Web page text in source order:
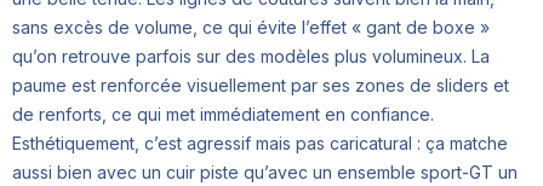
sans excès de volume, ce qui évite l’effet « gant de boxe »
qu’on retrouve parfois sur des modèles plus volumineux. La
paume est renforcée visuellement par ses zones de sliders et
de renforts, ce qui met immédiatement en confiance.
Esthétiquement, c’est agressif mais pas caricatural : ça matche
aussi bien avec un cuir piste qu’avec un ensemble sport-GT un